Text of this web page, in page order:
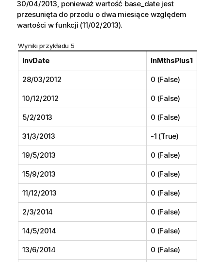
30/04/2013, ponieważ wartość base_datejest
przesunięta do przodu o dwa miesiące względem
wartości w funkcji (11/02/2013).
Wyniki przykładu 5
InvDate InMthsPlus1
28/03/2012 0 (False)
10/12/2012 0 (False)
5/2/2013 0 (False)
31/3/2013 -1 (True)
19/5/2013 0 (False)
15/9/2013 0 (False)
11/12/2013 0 (False)
2/3/2014 0 (False)
14/5/2014 0 (False)
13/6/2014 0 (False)